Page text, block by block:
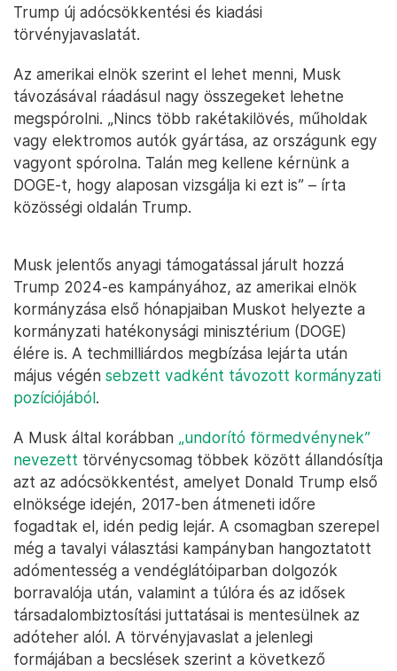
Trump új adócsökkentési és kiadási
törvényjavaslatát.
Az amerikai elnök szerint el lehet menni, Musk
távozásával ráadásul nagy összegeket lehetne
megspórolni. „Nincs több rakétakilövés, műholdak
vagy elektromos autók gyártása, az országunk egy
vagyont spórolna. Talán meg kellene kérnünk a
DOGE-t, hogy alaposan vizsgálja ki ezt is” – írta
közösségi oldalán Trump.
Musk jelentős anyagi támogatással járult hozzá
Trump 2024-es kampányához, az amerikai elnök
kormányzása első hónapjaiban Muskot helyezte a
kormányzati hatékonysági minisztérium (DOGE)
élére is. A techmilliárdos megbízása lejárta után
május végén sebzett vadként távozott kormányzati
pozíciójából.
A Musk által korábban „undorító förmedvénynek”
nevezett törvénycsomag többek között állandósítja
azt az adócsökkentést, amelyet Donald Trump első
elnöksége idején, 2017-ben átmeneti időre
fogadtak el, idén pedig lejár. A csomagban szerepel
még a tavalyi választási kampányban hangoztatott
adómentesség a vendéglátóiparban dolgozók
borravalója után, valamint a túlóra és az idősek
társadalombiztosítási juttatásai is mentesülnek az
adóteher alól. A törvényjavaslat a jelenlegi
formájában a becslések szerint a következő